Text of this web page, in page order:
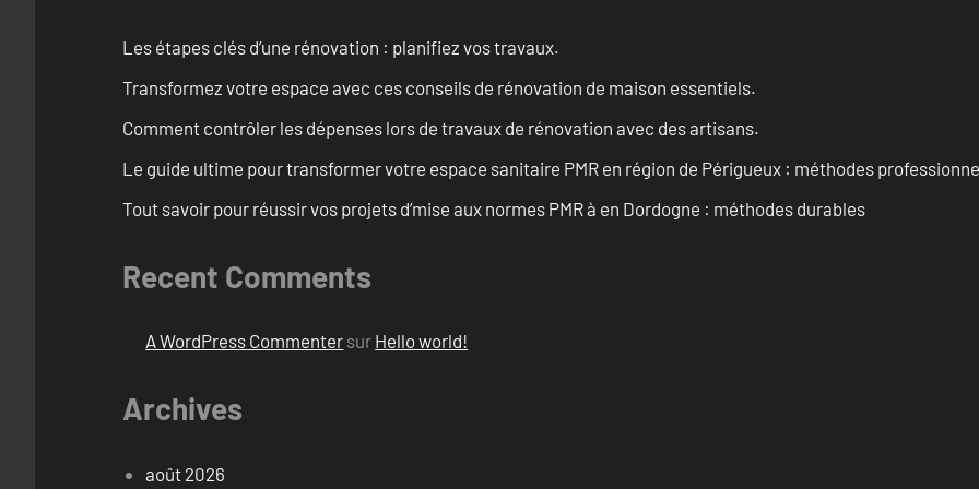
Les étapes clés d’une rénovation : planifiez vos travaux.
Transformez votre espace avec ces conseils de rénovation de maison essentiels.
Comment contrôler les dépenses lors de travaux de rénovation avec des artisans.
Le guide ultime pour transformer votre espace sanitaire PMR en région de Périgueux : méthodes
Tout savoir pour réussir vos projets d’mise aux normes PMR à en Dordogne : méthodes durables
Recent Comments
A WordPress Commenter sur Hello world!
Archives
août 2026